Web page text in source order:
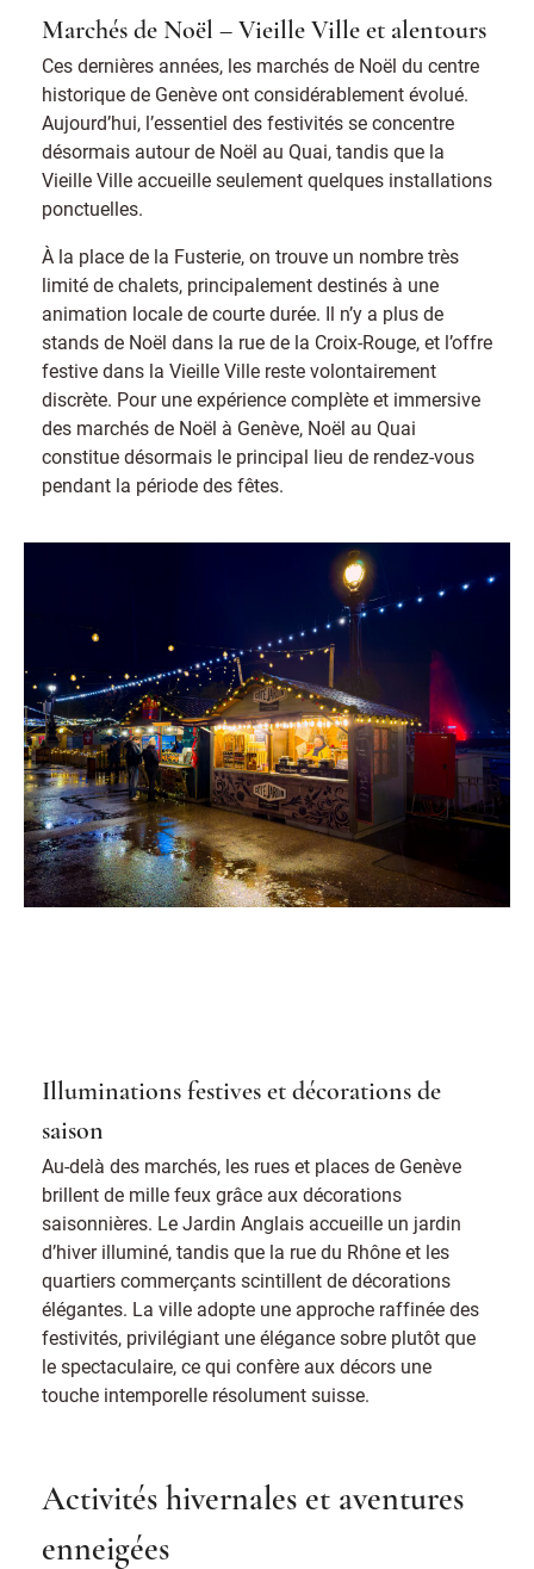
Marchés de Noël – Vieille Ville et alentours
Ces dernières années, les marchés de Noël du centre
historique de Genève ont considérablement évolué.
Aujourd’hui, l’essentiel des festivités se concentre
désormais autour de Noël au Quai, tandis que la
Vieille Ville accueille seulement quelques installations
ponctuelles.
À la place de la Fusterie, on trouve un nombre très
limité de chalets, principalement destinés à une
animation locale de courte durée. Il n’y a plus de
stands de Noël dans la rue de la Croix-Rouge, et l’offre
festive dans la Vieille Ville reste volontairement
discrète. Pour une expérience complète et immersive
des marchés de Noël à Genève, Noël au Quai
constitue désormais le principal lieu de rendez-vous
pendant la période des fêtes.
Illuminations festives et décorations de
saison
Au-delà des marchés, les rues et places de Genève
brillent de mille feux grâce aux décorations
saisonnières. Le Jardin Anglais accueille un jardin
d’hiver illuminé, tandis que la rue du Rhône et les
quartiers commerçants scintillent de décorations
élégantes. La ville adopte une approche raffinée des
festivités, privilégiant une élégance sobre plutôt que
le spectaculaire, ce qui confère aux décors une
touche intemporelle résolument suisse.
Activités hivernales et aventures
enneigées